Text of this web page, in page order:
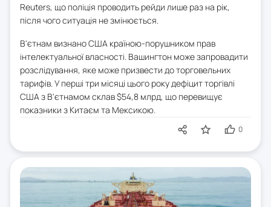
Reuters, що поліція проводить рейди лише раз на рік,
після чого ситуація не змінюється.
В'єтнам визнано США країною-порушником прав
інтелектуальної власності. Вашингтон може запровадити
розслідування, яке може призвести до торговельних
тарифів. У перші три місяці цього року дефіцит торгівлі
США з В'єтнамом склав $54,8 млрд, що перевищує
показники з Китаєм та Мексикою.
0